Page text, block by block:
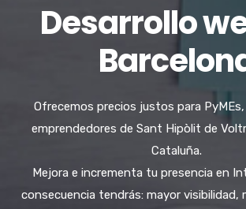
Desarrollo
Ofrecemos precios justos para
emprendedores de Sant Hipòlit de
Cataluña.
Mejora e incrementa tu presencia en
consecuencia tendrás: mayor visibilidad,